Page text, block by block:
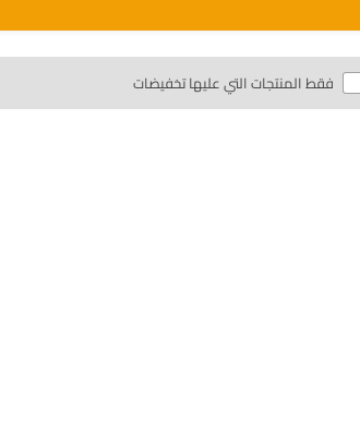
فقط المنتجات التي عليها تخفيضات